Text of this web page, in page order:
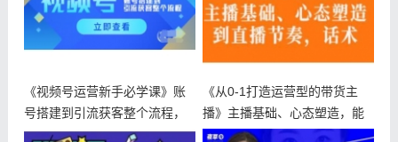
《视频号运营新手必学课》账
号搭建到引流获客整个流程，
没有废话
《从0-1打造运营型的带货主
播》主播基础、心态塑造，能
力培养